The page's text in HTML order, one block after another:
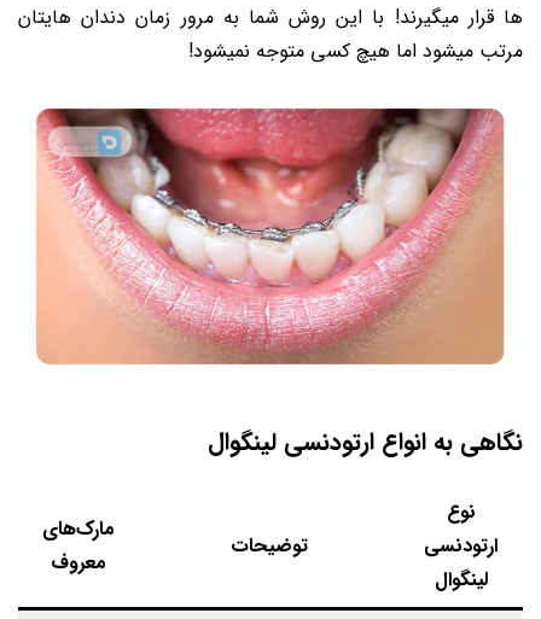
ها قرار میگیرند! با این روش شما به مرور زمان دندان هایتان
مرتب میشود اما هیچ کسی متوجه نمیشود!
نگاهی به انواع ارتودنسی لینگوال
نوع
ارتودنسی
لینگوال
توضیحات
مارک‌های
معروف